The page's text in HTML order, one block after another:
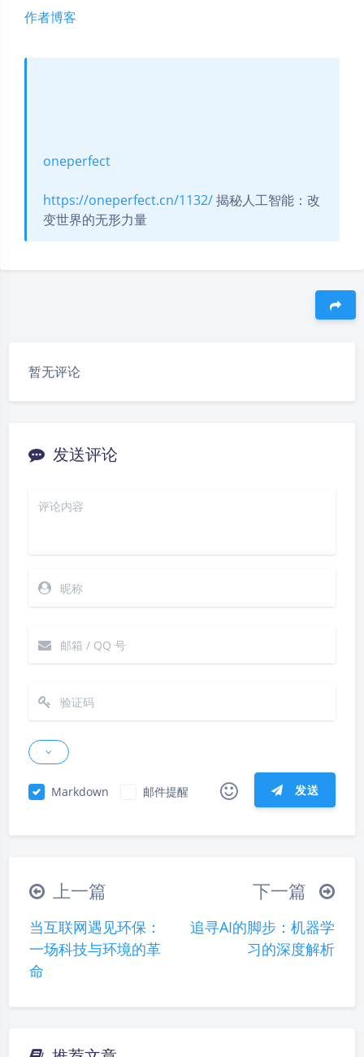
作者博客
oneperfect
https://oneperfect.cn/1132/揭秘人工智能：改
变世界的无形力量
暂无评论
发送评论
Markdown 邮件提醒 发送
|´・ω・)ノ ヾ(≧∇≦*)ゝ
(☆ω☆)
∠( ᐛ 」∠)＿
୧(๑•̀⌄•́๑)૭
(ノ°ο°)ノ
(´இ皿இ｀)
⌇●﹏●⌇
上一篇
当互联网遇见环保：
一场科技与环境的革
命
下一篇
追寻AI的脚步：机器学
习的深度解析